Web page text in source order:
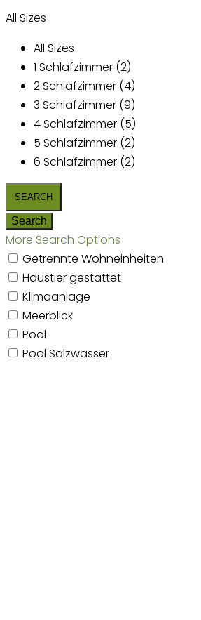
All Sizes
All Sizes
1 Schlafzimmer (2)
2 Schlafzimmer (4)
3 Schlafzimmer (9)
4 Schlafzimmer (5)
5 Schlafzimmer (2)
6 Schlafzimmer (2)
More Search Options
Getrennte Wohneinheiten
Haustier gestattet
Klimaanlage
Meerblick
Pool
Pool Salzwasser